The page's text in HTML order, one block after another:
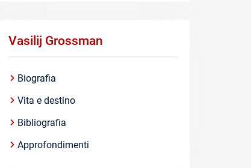
Vasilij Grossman
Biografia
Vita e destino
Bibliografia
Approfondimenti